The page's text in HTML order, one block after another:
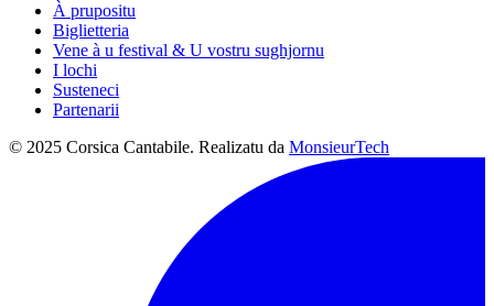
À prupositu
Biglietteria
Vene à u festival & U vostru sughjornu
I lochi
Susteneci
Partenarii
© 2025 Corsica Cantabile. Realizatu da MonsieurTech